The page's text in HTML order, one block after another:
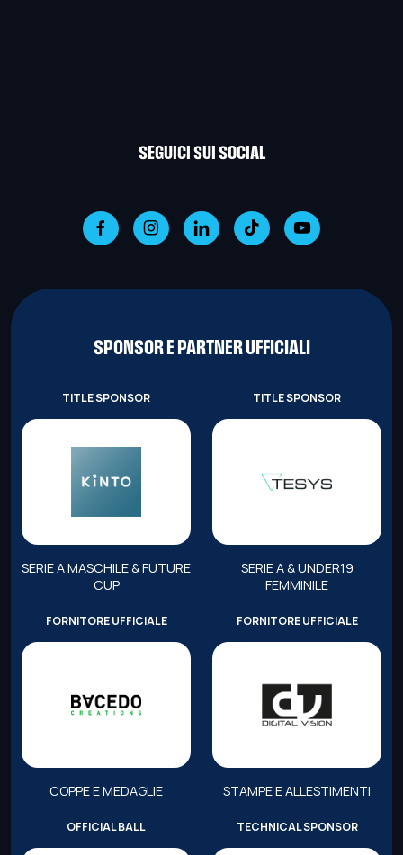
SEGUICI SUI SOCIAL
SPONSOR E PARTNER UFFICIALI
TITLE SPONSOR
SERIE A MASCHILE & FUTURE
CUP
TITLE SPONSOR
SERIE A & UNDER19
FEMMINILE
FORNITORE UFFICIALE
COPPE E MEDAGLIE
FORNITORE UFFICIALE
STAMPE E ALLESTIMENTI
OFFICIAL BALL TECHNICAL SPONSOR